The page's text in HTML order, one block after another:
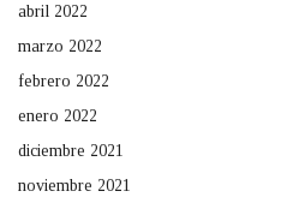
abril 2022
marzo 2022
febrero 2022
enero 2022
diciembre 2021
noviembre 2021